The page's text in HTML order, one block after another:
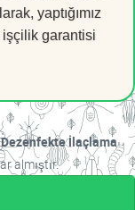
yaptığımız
garantisi
İlaçlama
almıştır.